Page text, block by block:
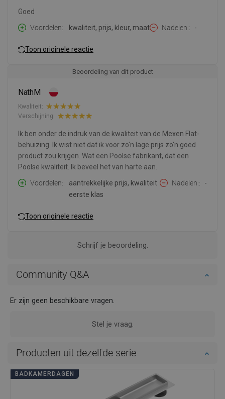
Goed
Voordelen:
kwaliteit, prijs, kleur, maat Nadelen: -
Toon originele reactie
Beoordeling van dit product
NathM
Kwaliteit:
Verschijning:
Ik ben onder de indruk van de kwaliteit van de Mexen Flat-
behuizing. Ik wist niet dat ik voor zo'n lage prijs zo'n goed
product zou krijgen. Wat een Poolse fabrikant, dat een
Poolse kwaliteit. Ik beveel het van harte aan.
Voordelen:
aantrekkelijke prijs, kwaliteit
eerste klas
Nadelen: -
Toon originele reactie
Schrijf je beoordeling.
Community Q&A
Er zijn geen beschikbare vragen.
Stel je vraag.
Producten uit dezelfde serie
BADKAMERDAGEN